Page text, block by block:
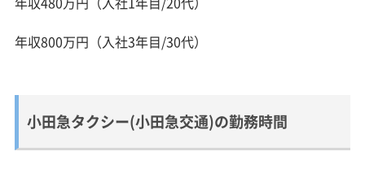
年収800万円（入社3年目/30代）
小田急タクシー(小田急交通)の勤務時間